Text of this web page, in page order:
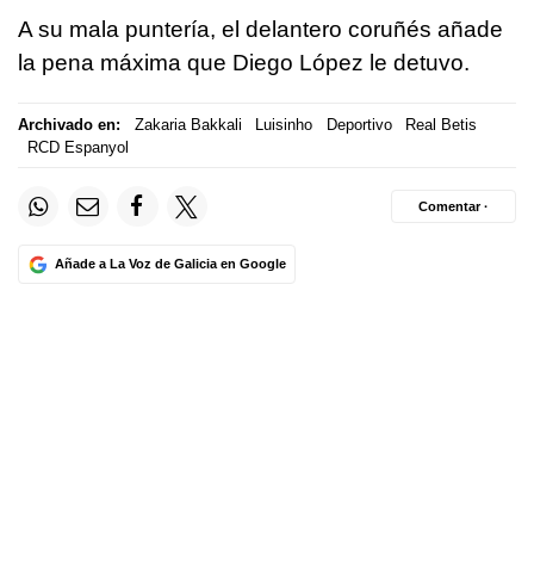
A su mala puntería, el delantero coruñés añade
la pena máxima que Diego López le detuvo.
Archivado en: Zakaria Bakkali Luisinho Deportivo
Real Betis
RCD Espanyol
Añade a La Voz de Galicia en Google
Comentar ·